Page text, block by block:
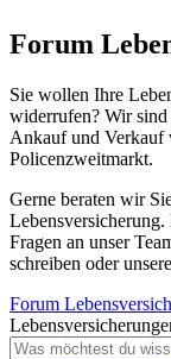
Forum
Sie wollen Ihre
widerrufen? Wir
Ankauf und Verkauf
Policenzweitmarkt.
Gerne beraten wir
Fragen an unser
schreiben oder
Forum